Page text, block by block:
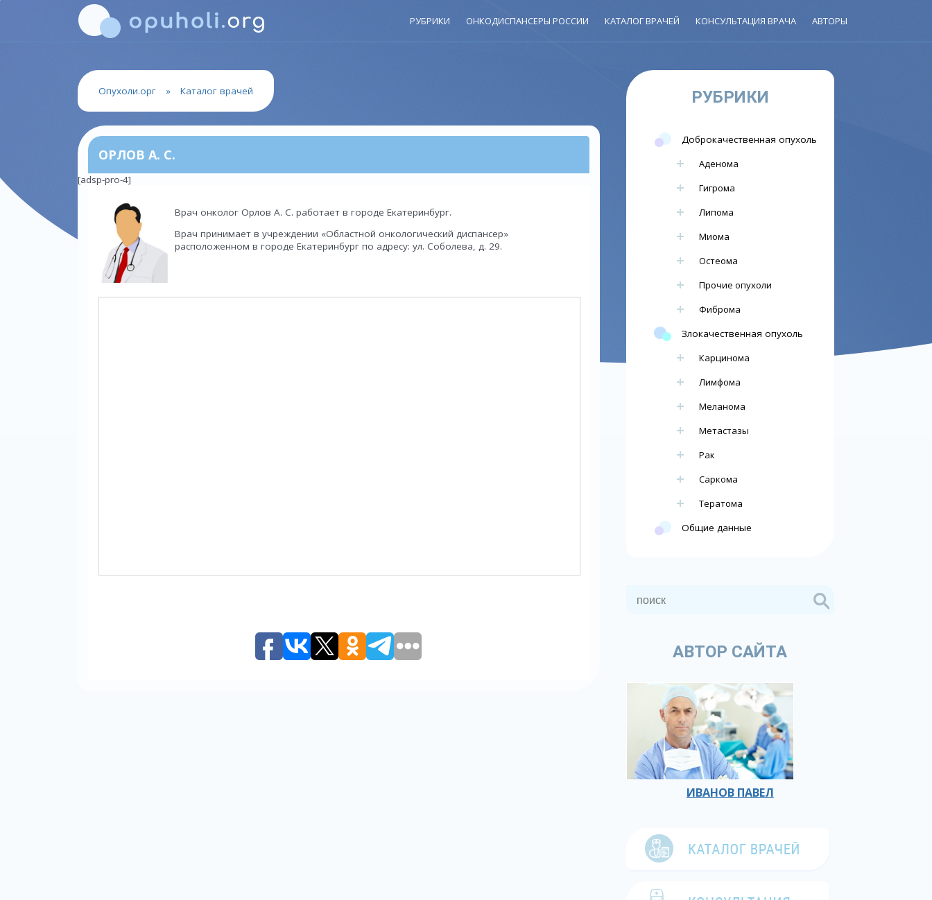
РУБРИКИ ОНКОДИСПАНСЕРЫ РОССИИ КАТАЛОГ ВРАЧЕЙ КОНСУЛЬТАЦИЯ ВРАЧА АВТОРЫ
Опухоли.орг » Каталог врачей
ОРЛОВ А. С.
[adsp-pro-4]
Врач онколог Орлов А. С. работает в городе Екатеринбург.
Врач принимает в учреждении «Областной онкологический диспансер»
расположенном в городе Екатеринбург по адресу: ул. Соболева, д. 29.
РУБРИКИ
Доброкачественная опухоль
Аденома
Гигрома
Липома
Миома
Остеома
Прочие опухоли
Фиброма
Злокачественная опухоль
Карцинома
Лимфома
Меланома
Метастазы
Рак
Саркома
Тератома
Общие данные
АВТОР САЙТА
ИВАНОВ ПАВЕЛ